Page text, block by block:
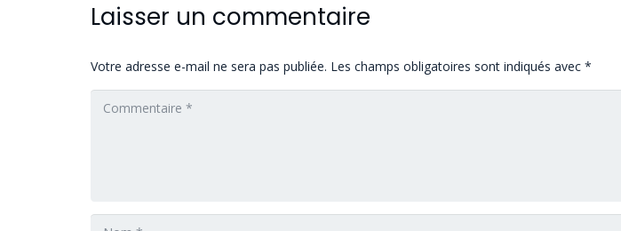
Laisser un commentaire
Votre adresse e-mail ne sera pas publiée. Les champs obligatoires sont indiqués avec *